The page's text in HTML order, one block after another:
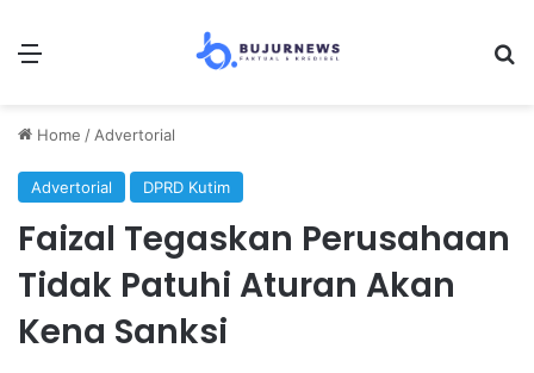
Home / Advertorial
Advertorial DPRD Kutim
Faizal Tegaskan Perusahaan
Tidak Patuhi Aturan Akan
Kena Sanksi